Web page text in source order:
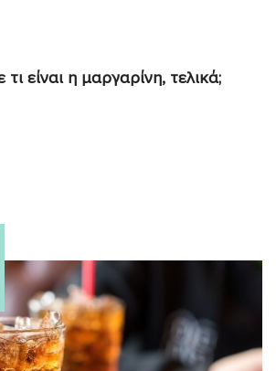
τι είναι η μαργαρίνη, τελικά;